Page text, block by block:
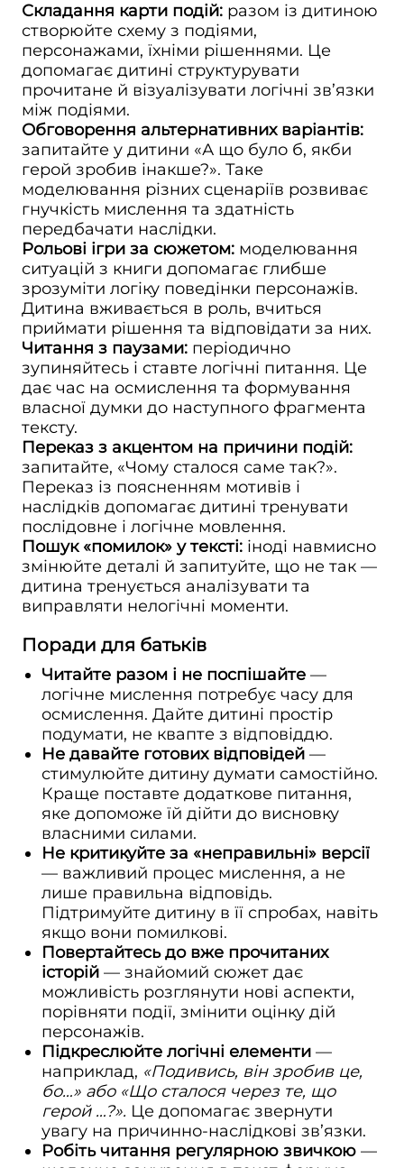
Складання карти подій: разом із дитиною
створюйте схему з подіями,
персонажами, їхніми рішеннями. Це
допомагає дитині структурувати
прочитане й візуалізувати логічні зв’язки
між подіями.
Обговорення альтернативних варіантів:
запитайте у дитини «А що було б, якби
герой зробив інакше?». Таке
моделювання різних сценаріїв розвиває
гнучкість мислення та здатність
передбачати наслідки.
Рольові ігри за сюжетом: моделювання
ситуацій з книги допомагає глибше
зрозуміти логіку поведінки персонажів.
Дитина вживається в роль, вчиться
приймати рішення та відповідати за них.
Читання з паузами: періодично
зупиняйтесь і ставте логічні питання. Це
дає час на осмислення та формування
власної думки до наступного фрагмента
тексту.
Переказ з акцентом на причини подій:
запитайте, «Чому сталося саме так?».
Переказ із поясненням мотивів і
наслідків допомагає дитині тренувати
послідовне і логічне мовлення.
Пошук «помилок» у тексті: іноді навмисно
змінюйте деталі й запитуйте, що не так —
дитина тренується аналізувати та
виправляти нелогічні моменти.
Поради для батьків
Читайте разом і не поспішайте —
логічне мислення потребує часу для
осмислення. Дайте дитині простір
подумати, не квапте з відповіддю.
Не давайте готових відповідей —
стимулюйте дитину думати самостійно.
Краще поставте додаткове питання,
яке допоможе їй дійти до висновку
власними силами.
Не критикуйте за «неправильні» версії
— важливий процес мислення, а не
лише правильна відповідь.
Підтримуйте дитину в її спробах, навіть
якщо вони помилкові.
Повертайтесь до вже прочитаних
історій — знайомий сюжет дає
можливість розглянути нові аспекти,
порівняти події, змінити оцінку дій
персонажів.
Підкреслюйте логічні елементи —
наприклад, «Подивись, він зробив це,
бо…» або «Що сталося через те, що
герой …?». Це допомагає звернути
увагу на причинно-наслідкові зв’язки.
Робіть читання регулярною звичкою —